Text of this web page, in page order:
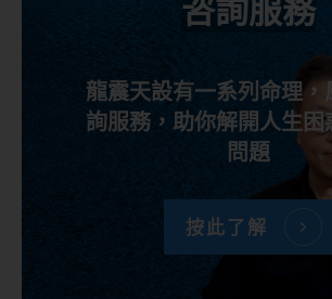
咨詢服務
龍震天設有一系列命理，
詢服務，助你解開人生困
問題
按此了解